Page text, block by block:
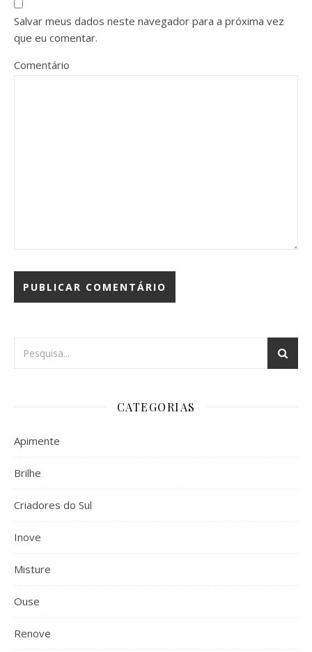
Salvar meus dados neste navegador para a próxima vez
que eu comentar.
Comentário
CATEGORIAS
Apimente
Brilhe
Criadores do Sul
Inove
Misture
Ouse
Renove